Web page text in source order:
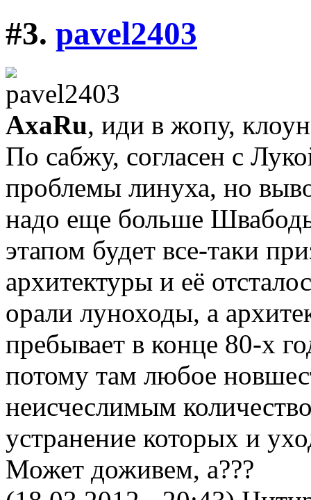
#3. pavel2403
AxaRu, иди в жопу,
По сабжу, согласен с
проблемы линуха, но
надо еще больше
этапом будет все-таки
архитектуры и её
орали луноходы, а
пребывает в конце 80-х
потому там любое
неисчеслимым
устранение которых и
Может доживем, а???